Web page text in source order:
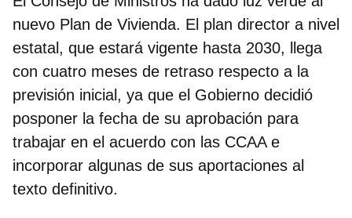
nuevo Plan de Vivienda. El plan director a nivel
estatal, que estará vigente hasta 2030, llega
con cuatro meses de retraso respecto a la
previsión inicial, ya que el Gobierno decidió
posponer la fecha de su aprobación para
trabajar en el acuerdo con las CCAA e
incorporar algunas de sus aportaciones al
texto definitivo.